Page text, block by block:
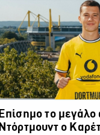
Επίσημο το μεγάλο
Ντόρτμουντ ο